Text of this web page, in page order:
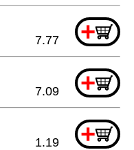
+
7.77
+
7.09
+
1.19